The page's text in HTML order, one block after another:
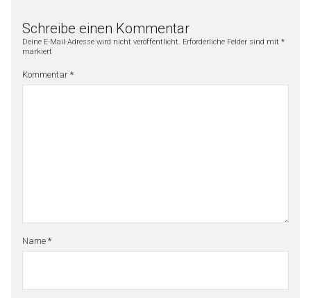
Schreibe einen Kommentar
Deine E-Mail-Adresse wird nicht veröffentlicht. Erforderliche Felder sind mit *
markiert
Kommentar *
Name *